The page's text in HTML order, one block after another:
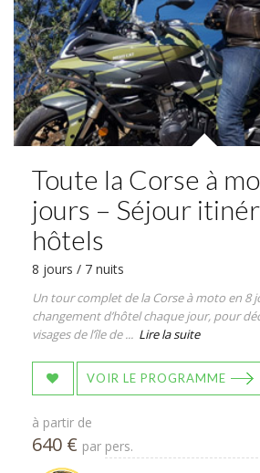
Toute la Corse à
jours – Séjour
hôtels
8 jours / 7 nuits
Un tour complet de la Corse à moto en 8
changement d’hôtel chaque jour, pour
visages de l’île de ... Lire la suite
VOIR LE PROGRAMME
à partir de
640 € par pers.